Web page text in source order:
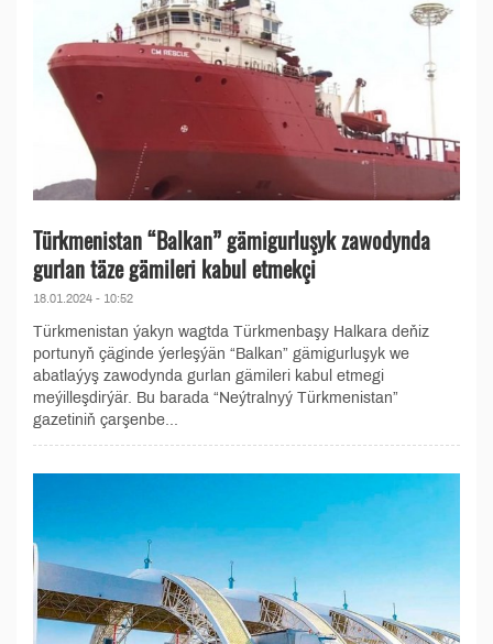
Türkmenistan “Balkan” gämigurluşyk zawodynda
gurlan täze gämileri kabul etmekçi
18.01.2024 - 10:52
Türkmenistan ýakyn wagtda Türkmenbaşy Halkara deňiz
portunyň çäginde ýerleşýän “Balkan” gämigurluşyk we
abatlaýyş zawodynda gurlan gämileri kabul etmegi
meýilleşdirýär. Bu barada “Neýtralnyý Türkmenistan”
gazetiniň çarşenbe...